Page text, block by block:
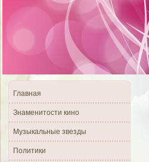
Главная
Знаменитости кино
Музыкальные звезды
Политики